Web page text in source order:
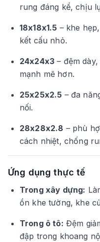
rung đáng kể, chịu
18x18x1.5 – khe
kết cấu nhỏ.
24x24x3 – đệm
mạnh mẽ hơn.
25x25x2.5 – đa
nối.
28x28x2.8 – phù
cách nhiệt, chống
Ứng dụng thực tế
Trong xây dựng:
ồn khe tường, khe
Trong ô tô: Đệm
đập trong khoang